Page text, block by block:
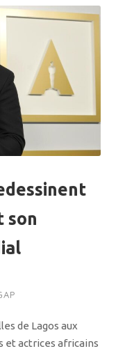
son
de Lagos aux
et actrices africains